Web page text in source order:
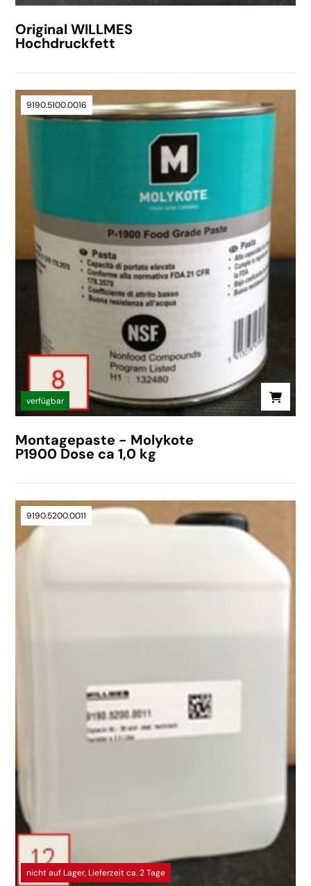
Original WILLMES
Hochdruckfett
9190.5100.0016
verfügbar
Montagepaste - Molykote
P1900 Dose ca 1,0 kg
9190.5200.0011
nicht auf Lager, Lieferzeit ca. 2 Tage